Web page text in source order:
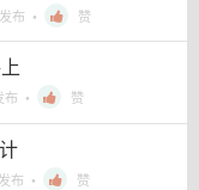
发布 • 赞
布 • 赞
发布 • 赞